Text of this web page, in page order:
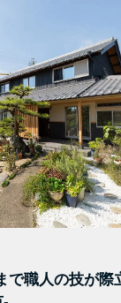
で職人の技が際